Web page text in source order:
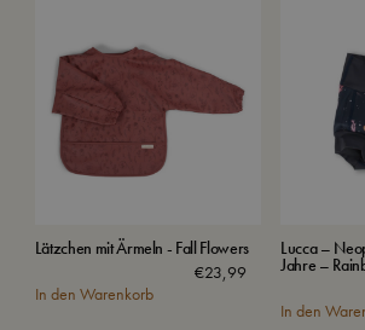
Lätzchen mit Ärmeln - Fall Flowers
€23,99
In den Warenkorb
Lucca –
Jahre –
In den